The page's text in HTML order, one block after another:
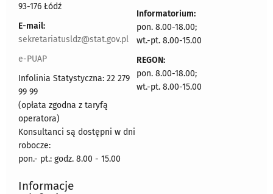
93-176 Łódź
E-mail:
sekretariatusldz@stat.gov.pl
e-PUAP
Infolinia Statystyczna: 22 279
99 99
(opłata zgodna z taryfą
operatora)
Konsultanci są dostępni w dni
robocze:
pon.- pt.: godz. 8.00 - 15.00
Informatorium:
pon. 8.00-18.00;
wt.-pt. 8.00-15.00
REGON:
pon. 8.00-18.00;
wt.-pt. 8.00-15.00
Informacje